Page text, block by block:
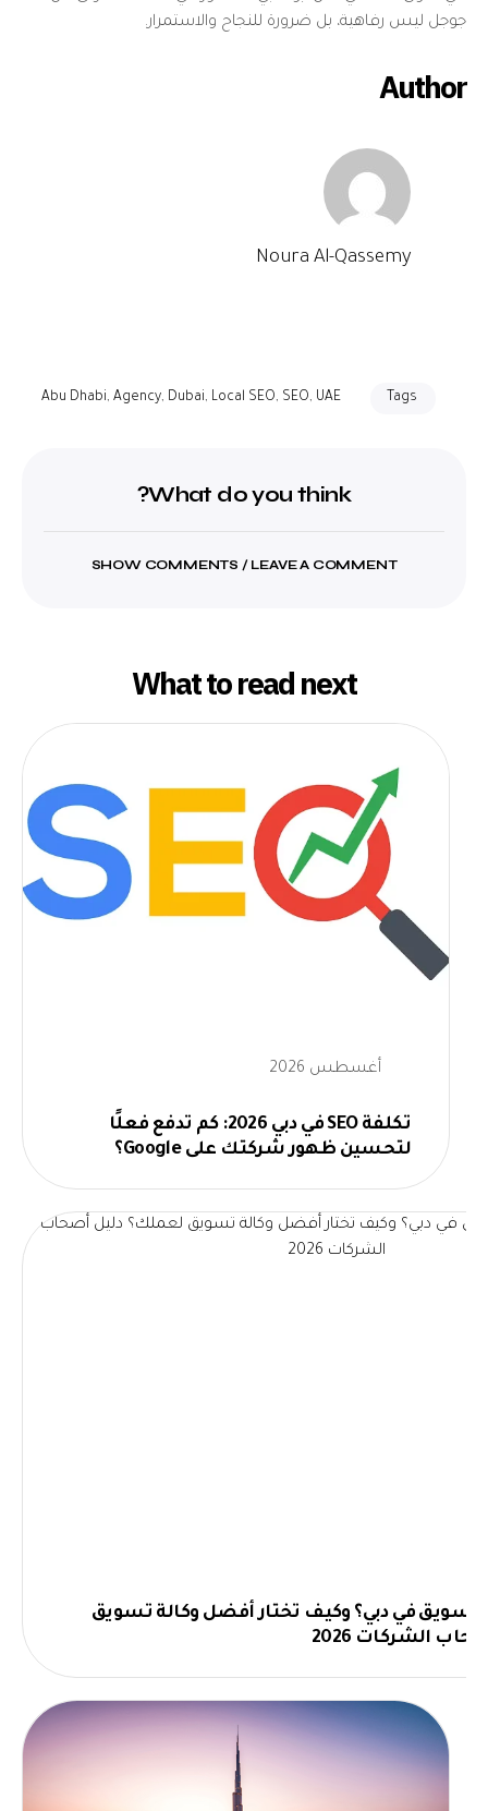
جوجل ليس رفاهية، بل ضرورة للنجاح والاستمرار.
Author
Noura Al-Qassemy
Tags
Abu Dhabi, Agency, Dubai, Local SEO, SEO, UAE
What do you think?
SHOW COMMENTS / LEAVE A COMMENT
What to read next
أغسطس 2026
تكلفة SEO في دبي 2026: كم تدفع فعلًا
لتحسين ظهور شركتك على Google؟
تسويق في دبي؟ وكيف تختار أفضل وكالة تسويق
الشركات 2026